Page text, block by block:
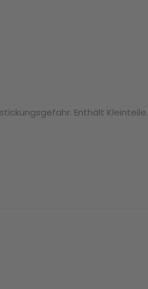
Enthält Kleinteile.